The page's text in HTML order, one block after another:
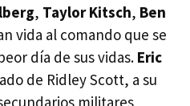
, Taylor Kitsch, Ben
vida al comando que se
día de sus vidas. Eric
de Ridley Scott, a su
militares